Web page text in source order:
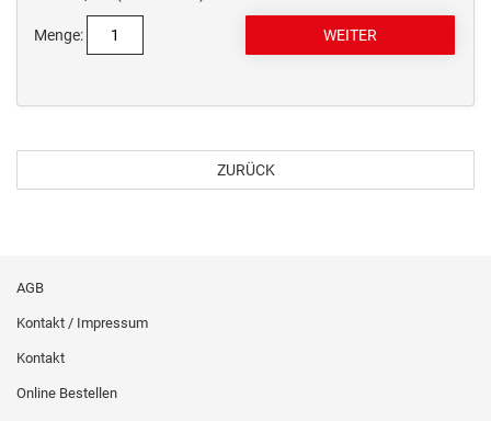
Menge:
ZURÜCK
AGB
Kontakt / Impressum
Kontakt
Online Bestellen